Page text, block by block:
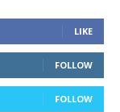
LIKE
FOLLOW
FOLLOW